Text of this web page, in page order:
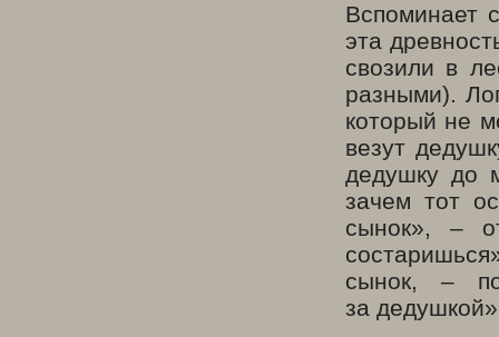
Вспоминает
эта
свозили в
разными).
который не
везут
дедушку до
зачем тот
сынок», –
сынок, –
за